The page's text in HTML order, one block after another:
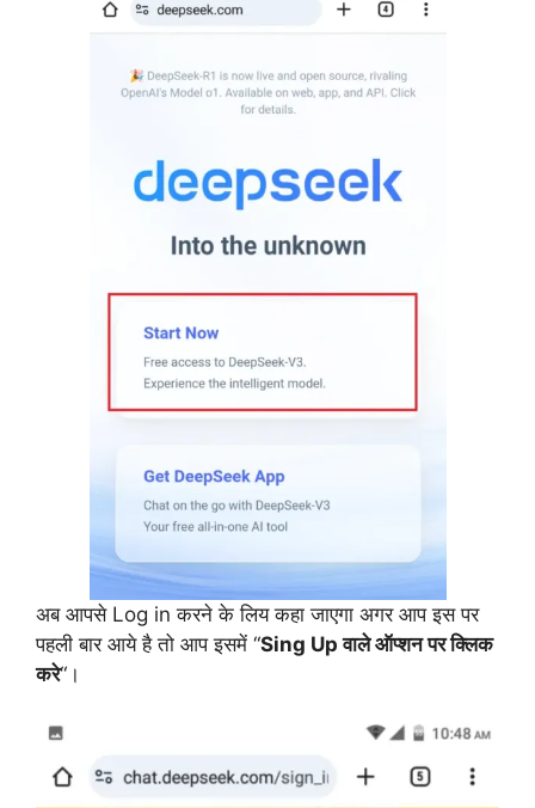
अब आपसे Log in करने के लिय कहा जाएगा अगर आप इस पर
पहली बार आये है तो आप इसमें “Sing Up वाले ऑप्शन पर क्लिक
करे“।